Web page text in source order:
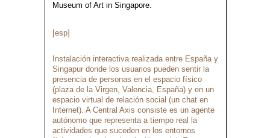
Museum of Art in Singapore.
[esp]
Instalación interactiva realizada entre España y
Singapur donde los usuarios pueden sentir la
presencia de personas en el espacio físico
(plaza de la Virgen, Valencia, España) y en un
espacio virtual de relación social (un chat en
Internet). A Central Axis consiste es un agente
autónomo que representa a tiempo real la
actividades que suceden en los entornos